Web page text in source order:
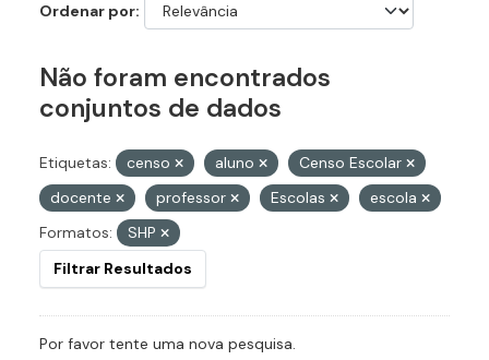
Ordenar por
Não foram encontrados
conjuntos de dados
Etiquetas: censo aluno
Censo Escolar
docente
professor Escolas
escola
Formatos:
SHP
Filtrar Resultados
Por favor tente uma nova pesquisa.